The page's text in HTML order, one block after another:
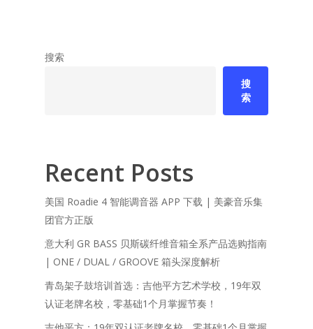
搜索
搜
索
Recent Posts
美国 Roadie 4 智能调音器 APP 下载 | 美豪音乐集
团官方正版
意大利 GR BASS 贝斯碳纤维音箱全系产品选购指南
| ONE / DUAL / GROOVE 箱头深度解析
青岛架子鼓培训首选：吉他平方艺术学校，19年双
认证老牌名校，零基础1个月掌握节奏！